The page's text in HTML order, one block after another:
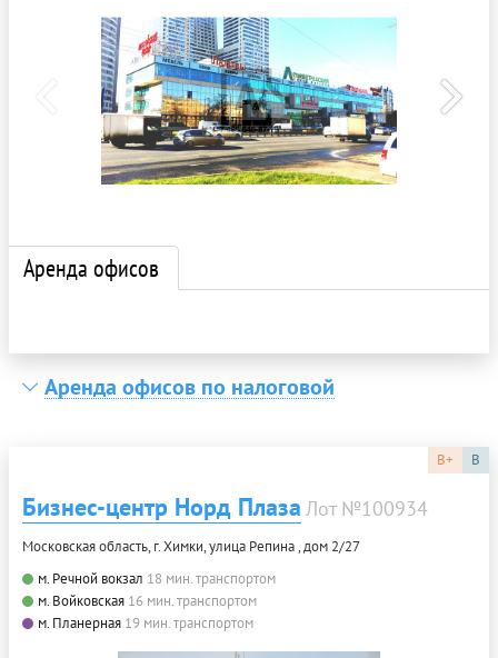
Аренда офисов
Аренда офисов по налоговой
B+ B
Бизнес-центр Норд Плаза Лот №100934
Московская область, г. Химки, улица Репина , дом 2/27
м. Речной вокзал 18 мин. транспортом
м. Войковская 16 мин. транспортом
м. Планерная 19 мин. транспортом